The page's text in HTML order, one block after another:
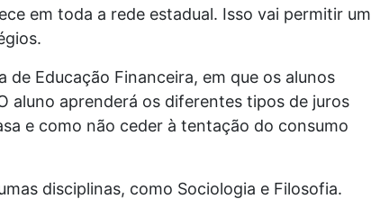
em toda a rede estadual. Isso vai permitir um
Educação Financeira, em que os alunos
aluno aprenderá os diferentes tipos de juros
e como não ceder à tentação do consumo
disciplinas, como Sociologia e Filosofia.